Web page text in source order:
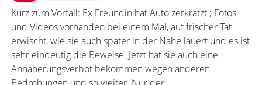
Kurz zum Vorfall: Ex Freundin hat Auto zerkratzt ; Fotos
und Videos vorhanden bei einem Mal, auf frischer Tat
erwischt, wie sie auch später in der Nähe lauert und es ist
sehr eindeutig die Beweise. Jetzt hat sie auch eine
Annäherungsverbot bekommen wegen anderen